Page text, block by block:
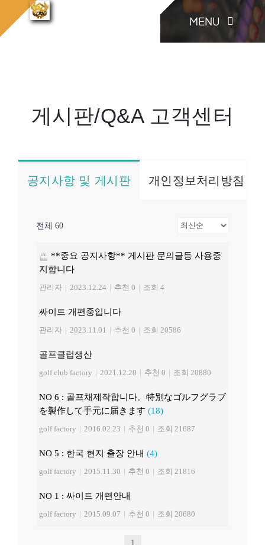
텐
MENU
COMPANY
게시판/Q&A
게시
게시판/Q&A 고객센터
공지사항 및 게시판 개인정보처리방침
전체 60
**중요 공지사항** 게시판 문의글등 사용중
지합니다
관리자 | 2023.12.24 | 추천 0 | 조회 4
싸이트 개편중입니다
관리자 | 2023.11.01 | 추천 0 | 조회 20586
골프클럽생산
golf club factory | 2021.12.20 | 추천 0 | 조회 20880
NO 6 : 골프채제작합니다。特別なゴルフグラブ
を製作して手元に届きます (18)
golf factory | 2016.02.23 | 추천 0 | 조회 21687
NO 5 : 한국 현지 출장 안내 (4)
golf factory | 2015.11.30 | 추천 0 | 조회 21816
NO 1 : 싸이트 개편안내
golf factory | 2015.09.07 | 추천 0 | 조회 20680
1